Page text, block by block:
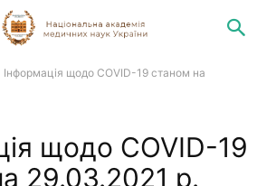
Інформація щодо COVID-19 станом на
щодо COVID-19
29.03.2021 р.